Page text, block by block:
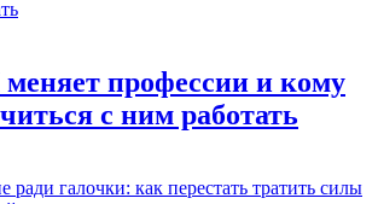
профессии и кому
с ним работать